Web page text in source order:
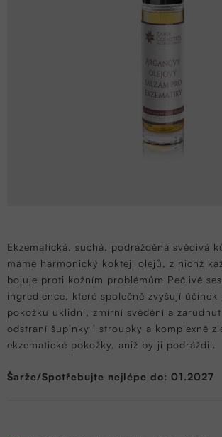
Ekzematická, suchá, podrážděná svědivá
máme harmonický koktejl olejů, z nichž
bojuje proti kožním problémům Pečlivě
ingredience, které společně zvyšují účinek
pokožku uklidní, zmírní svědění a
odstraní šupinky i stroupky a komplexně
ekzematické pokožky, aniž by ji podráždil.
Šarže/Spotřebujte nejlépe do: 01.2027